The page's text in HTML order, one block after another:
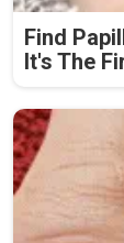
Find
It's The